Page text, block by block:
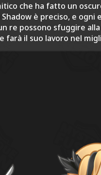
che ha fatto un
è preciso, e ogni
re possono sfuggire
farà il suo lavoro nel